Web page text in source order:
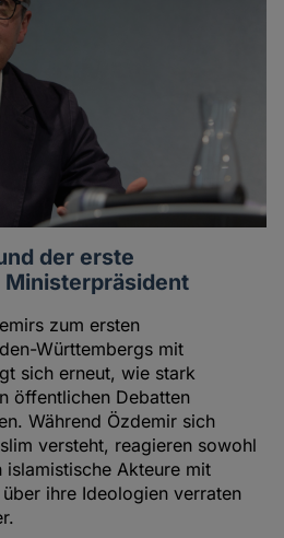
der erste
zum ersten
Württembergs mit
sich erneut, wie stark
öffentlichen Debatten
Während Özdemir sich
versteht, reagieren sowohl
islamistische Akteure mit
ihre Ideologien verraten